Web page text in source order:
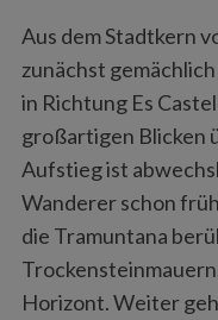
Aus dem Stadtkern
zunächst
in Richtung Es
großartigen Blicken
Aufstieg ist
Wanderer schon
die Tramuntana
Horizont. Weiter